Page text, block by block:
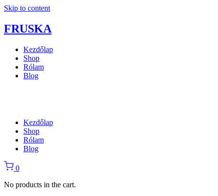
Skip to content
FRUSKA
Kezdőlap
Shop
Rólam
Blog
Kezdőlap
Shop
Rólam
Blog
0
No products in the cart.